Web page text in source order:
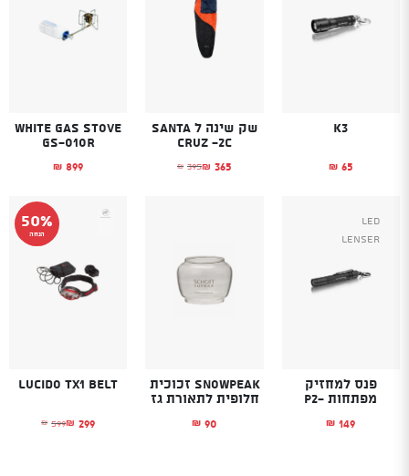
K3
₪ 65
שק שינה ל Santa
Cruz -2C
₪ 395
המחיר המקורי היה: ₪395.₪ 365 המחיר הנוכחי הוא: ₪365.
White Gas Stove
GS-010R
₪ 899
Led
Lenser
פנס למחזיק
מפתחות -P2
₪ 149
SnowPeak זכוכית
חלופית לתאורת גז
₪ 90
50%
הנחה
Lucido TX1 belt
₪ 599
המחיר המקורי₪ 299 המחיר הנוכחי